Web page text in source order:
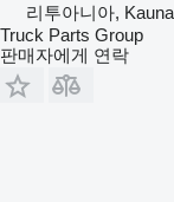
리투아니아,
Truck Parts Group
판매자에게 연락